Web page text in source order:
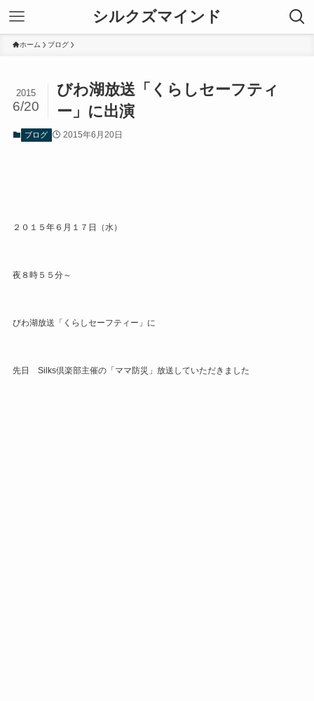
シルクズマインド
ホーム ブログ
びわ湖放送「くらしセーフティ
ー」に出演
2015
6/20
ブログ 2015年6月20日
２０１５年６月１７日（水）
夜８時５５分～
びわ湖放送「くらしセーフティー」に
先日 Silks倶楽部主催の「ママ防災」放送していただきました